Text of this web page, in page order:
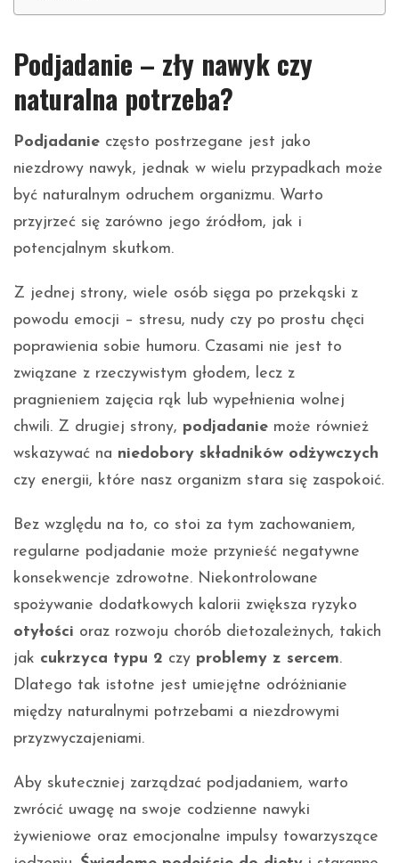
Podjadanie – zły nawyk czy
naturalna potrzeba?
Podjadanie często postrzegane jest jako
niezdrowy nawyk, jednak w wielu przypadkach może
być naturalnym odruchem organizmu. Warto
przyjrzeć się zarówno jego źródłom, jak i
potencjalnym skutkom.
Z jednej strony, wiele osób sięga po przekąski z
powodu emocji – stresu, nudy czy po prostu chęci
poprawienia sobie humoru. Czasami nie jest to
związane z rzeczywistym głodem, lecz z
pragnieniem zajęcia rąk lub wypełnienia wolnej
chwili. Z drugiej strony, podjadanie może również
wskazywać na niedobory składników odżywczych
czy energii, które nasz organizm stara się zaspokoić.
Bez względu na to, co stoi za tym zachowaniem,
regularne podjadanie może przynieść negatywne
konsekwencje zdrowotne. Niekontrolowane
spożywanie dodatkowych kalorii zwiększa ryzyko
otyłości oraz rozwoju chorób dietozależnych, takich
jak cukrzyca typu 2 czy problemy z sercem.
Dlatego tak istotne jest umiejętne odróżnianie
między naturalnymi potrzebami a niezdrowymi
przyzwyczajeniami.
Aby skuteczniej zarządzać podjadaniem, warto
zwrócić uwagę na swoje codzienne nawyki
żywieniowe oraz emocjonalne impulsy towarzyszące